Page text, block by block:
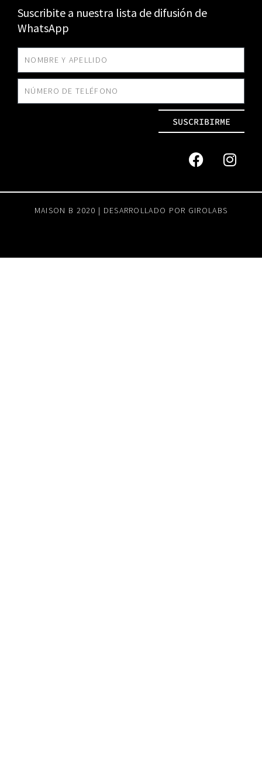
Suscribite a nuestra lista de difusión de
WhatsApp
SUSCRIBIRME
MAISON B 2020 | DESARROLLADO POR GIROLABS